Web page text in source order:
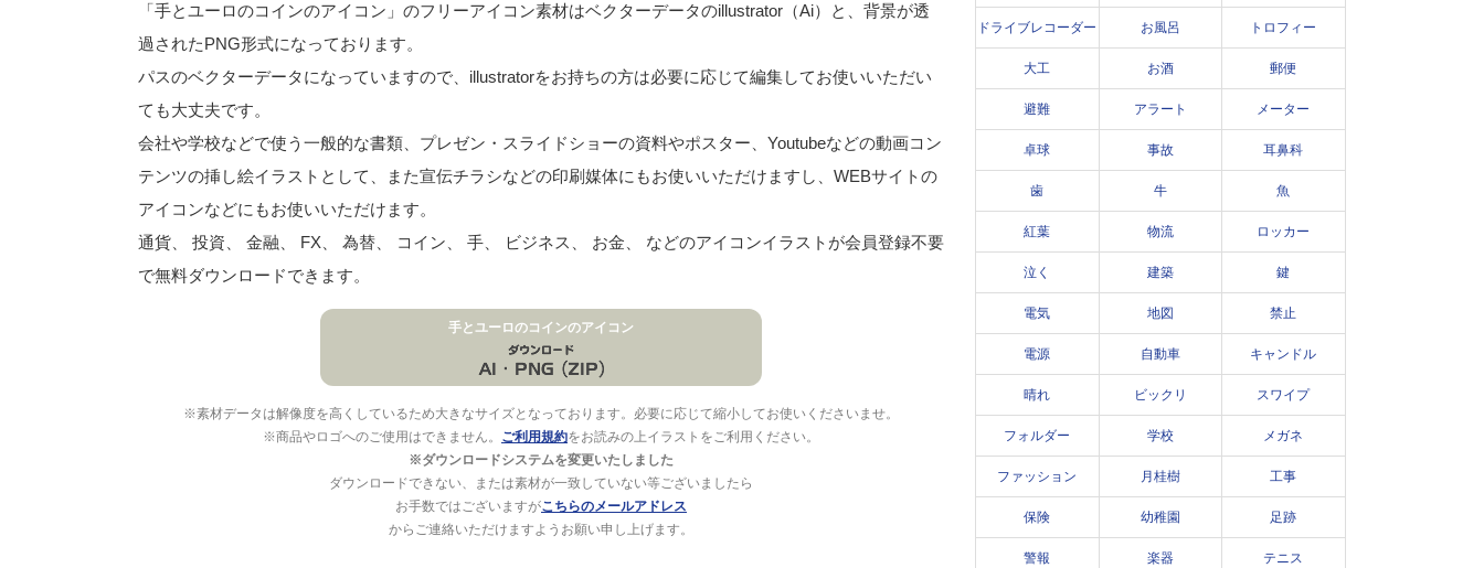
「手とユーロのコインのアイコン」のフリーアイコン素材はベクターデータのillustrator（Ai）と、背景が透
過されたPNG形式になっております。
パスのベクターデータになっていますので、illustratorをお持ちの方は必要に応じて編集してお使いいただい
ても大丈夫です。
会社や学校などで使う一般的な書類、プレゼン・スライドショーの資料やポスター、Youtubeなどの動画コン
テンツの挿し絵イラストとして、また宣伝チラシなどの印刷媒体にもお使いいただけますし、WEBサイトの
アイコンなどにもお使いいただけます。
通貨、 投資、 金融、 FX、 為替、 コイン、 手、 ビジネス、 お金、 などのアイコンイラストが会員登録不要
で無料ダウンロードできます。
手とユーロのコインのアイコン
※素材データは解像度を高くしているため大きなサイズとなっております。必要に応じて縮小してお使いくださいませ。
※商品やロゴへのご使用はできません。 ご利用規約をお読みの上イラストをご利用ください。
※ダウンロードシステムを変更いたしました
ダウンロードできない、または素材が一致していない等ございましたら
お手数ではございますがこちらのメールアドレス
からご連絡いただけますようお願い申し上げます。
ドライブレコーダー お風呂 トロフィー
大工 お酒 郵便
避難 アラート メーター
卓球 事故 耳鼻科
歯 牛 魚
紅葉 物流 ロッカー
泣く 建築 鍵
電気 地図 禁止
電源 自動車 キャンドル
晴れ ビックリ スワイプ
フォルダー 学校 メガネ
ファッション 月桂樹 工事
保険 幼稚園 足跡
警報 楽器 テニス